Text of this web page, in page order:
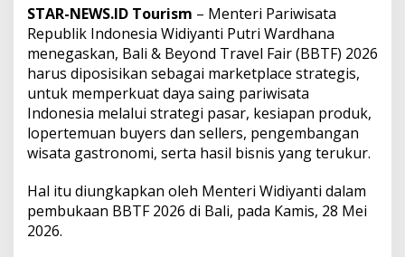
a
r
a
M
e
n
p
a
r
G
a
STAR-NEWS.ID Tourism – Menteri Pariwisata
Republik Indonesia Widiyanti Putri Wardhana
menegaskan, Bali & Beyond Travel Fair (BBTF) 2026
harus diposisikan sebagai marketplace strategis,
untuk memperkuat daya saing pariwisata
Indonesia melalui strategi pasar, kesiapan produk,
lopertemuan buyers dan sellers, pengembangan
wisata gastronomi, serta hasil bisnis yang terukur.
Hal itu diungkapkan oleh Menteri Widiyanti dalam
pembukaan BBTF 2026 di Bali, pada Kamis, 28 Mei
2026.